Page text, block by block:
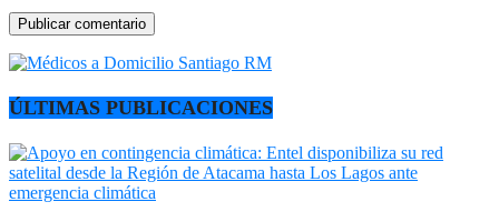
ÚLTIMAS PUBLICACIONES